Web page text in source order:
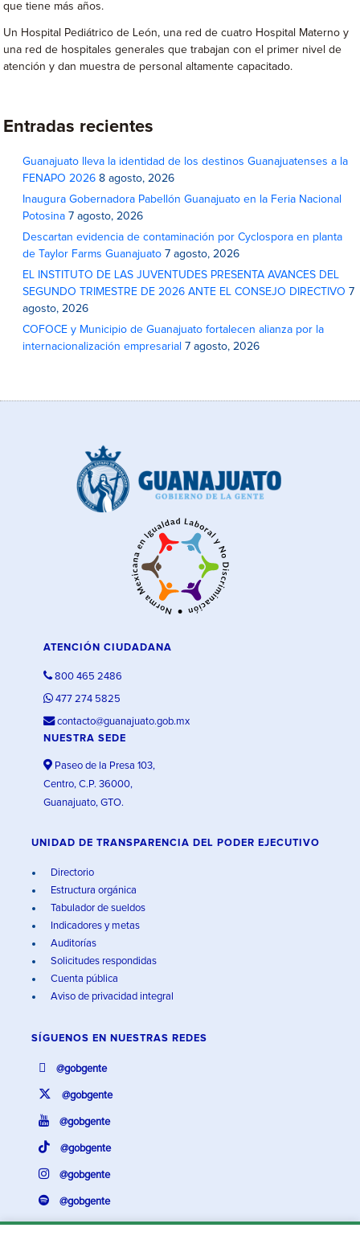
que tiene más años.
Un Hospital Pediátrico de León, una red de cuatro Hospital Materno y
una red de hospitales generales que trabajan con el primer nivel de
atención y dan muestra de personal altamente capacitado.
Entradas recientes
Guanajuato lleva la identidad de los destinos Guanajuatenses a la
FENAPO 2026 8 agosto, 2026
Inaugura Gobernadora Pabellón Guanajuato en la Feria Nacional
Potosina 7 agosto, 2026
Descartan evidencia de contaminación por Cyclospora en planta
de Taylor Farms Guanajuato 7 agosto, 2026
EL INSTITUTO DE LAS JUVENTUDES PRESENTA AVANCES DEL
SEGUNDO TRIMESTRE DE 2026 ANTE EL CONSEJO DIRECTIVO 7
agosto, 2026
COFOCE y Municipio de Guanajuato fortalecen alianza por la
internacionalización empresarial 7 agosto, 2026
ATENCIÓN CIUDADANA
800 465 2486
477 274 5825
contacto@guanajuato.gob.mx
NUESTRA SEDE
Paseo de la Presa 103,
Centro, C.P. 36000,
Guanajuato, GTO.
UNIDAD DE TRANSPARENCIA DEL PODER EJECUTIVO
Directorio
Estructura orgánica
Tabulador de sueldos
Indicadores y metas
Auditorías
Solicitudes respondidas
Cuenta pública
Aviso de privacidad integral
SÍGUENOS EN NUESTRAS REDES
@gobgente
@gobgente
@gobgente
@gobgente
@gobgente
@gobgente